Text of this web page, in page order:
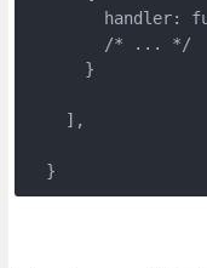
handler:
        /* ... */
      }
    ],